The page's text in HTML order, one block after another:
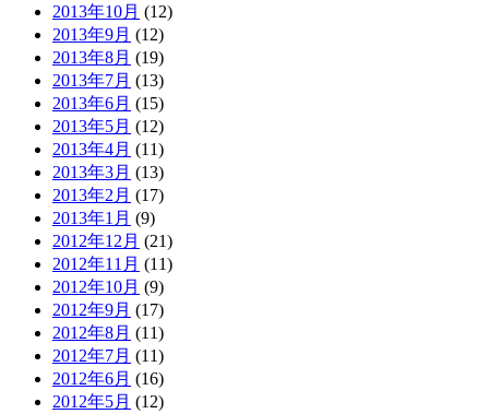
2013年10月 (12)
2013年9月 (12)
2013年8月 (19)
2013年7月 (13)
2013年6月 (15)
2013年5月 (12)
2013年4月 (11)
2013年3月 (13)
2013年2月 (17)
2013年1月 (9)
2012年12月 (21)
2012年11月 (11)
2012年10月 (9)
2012年9月 (17)
2012年8月 (11)
2012年7月 (11)
2012年6月 (16)
2012年5月 (12)